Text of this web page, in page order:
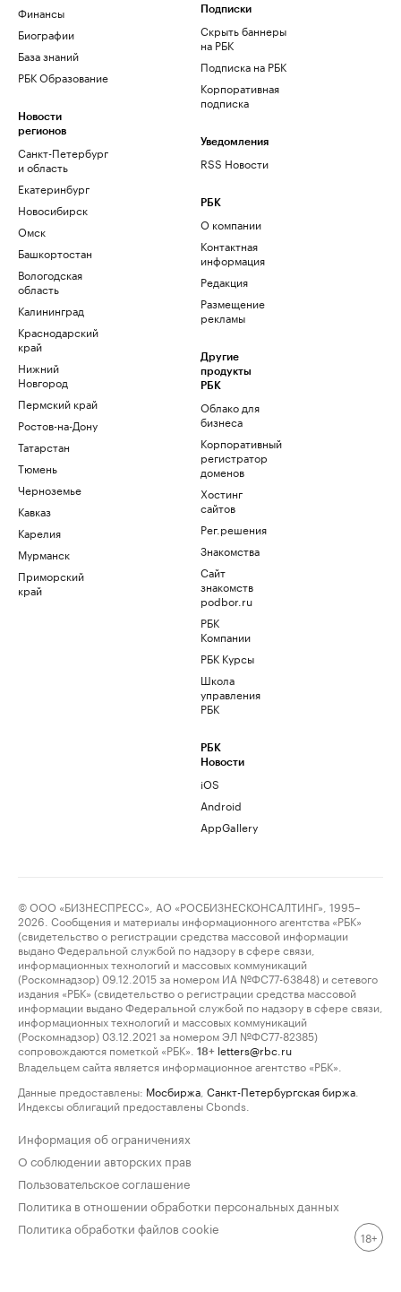
Финансы
Биографии
База знаний
РБК Образование
Новости
регионов
Санкт-Петербург
и область
Екатеринбург
Новосибирск
Омск
Башкортостан
Вологодская
область
Калининград
Краснодарский
край
Нижний
Новгород
Пермский край
Ростов-на-Дону
Татарстан
Тюмень
Черноземье
Кавказ
Карелия
Мурманск
Приморский
край
Подписки
Скрыть баннеры
на РБК
Подписка на РБК
Корпоративная
подписка
Уведомления
RSS Новости
РБК
О компании
Контактная
информация
Редакция
Размещение
рекламы
Другие
продукты
РБК
Облако для
бизнеса
Корпоративный
регистратор
доменов
Хостинг
сайтов
Рег.решения
Знакомства
Сайт
знакомств
podbor.ru
РБК
Компании
РБК Курсы
Школа
управления
РБК
РБК
Новости
iOS
Android
AppGallery
© ООО «БИЗНЕСПРЕСС», АО «РОСБИЗНЕСКОНСАЛТИНГ», 1995–
2026. Сообщения и материалы информационного агентства «РБК»
(свидетельство о регистрации средства массовой информации
выдано Федеральной службой по надзору в сфере связи,
информационных технологий и массовых коммуникаций
(Роскомнадзор) 09.12.2015 за номером ИА №ФС77-63848) и сетевого
издания «РБК» (свидетельство о регистрации средства массовой
информации выдано Федеральной службой по надзору в сфере связи,
информационных технологий и массовых коммуникаций
(Роскомнадзор) 03.12.2021 за номером ЭЛ №ФС77-82385)
сопровождаются пометкой «РБК».
18+ letters@rbc.ru
Владельцем сайта является информационное агентство «РБК».
Данные предоставлены: Мосбиржа Санкт-Петербургская биржа
Индексы облигаций предоставлены Cbonds.
Информация об ограничениях
О соблюдении авторских прав
Пользовательское соглашение
Политика в отношении обработки персональных данных
Политика обработки файлов cookie
18+